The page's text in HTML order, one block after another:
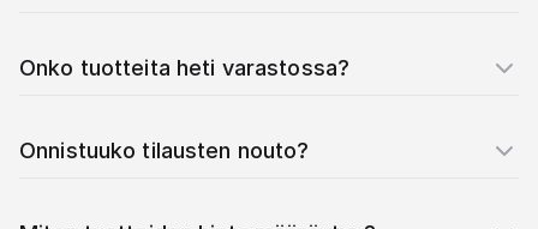
Onko tuotteita heti varastossa?
Onnistuuko tilausten nouto?